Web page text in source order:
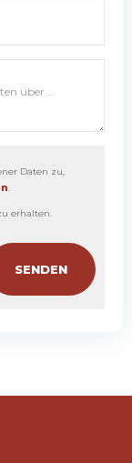
Daten zu,
.
erhalten.